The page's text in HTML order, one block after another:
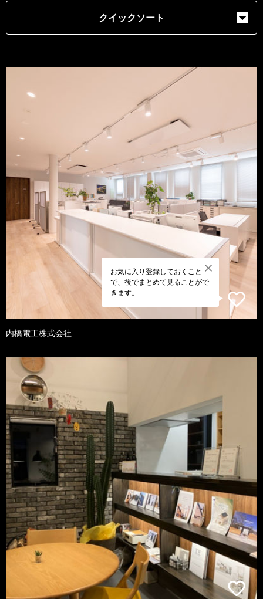
クイックソート
お気に入り登録しておくこと
で、後でまとめて見ることがで
きます。
内橋電工株式会社